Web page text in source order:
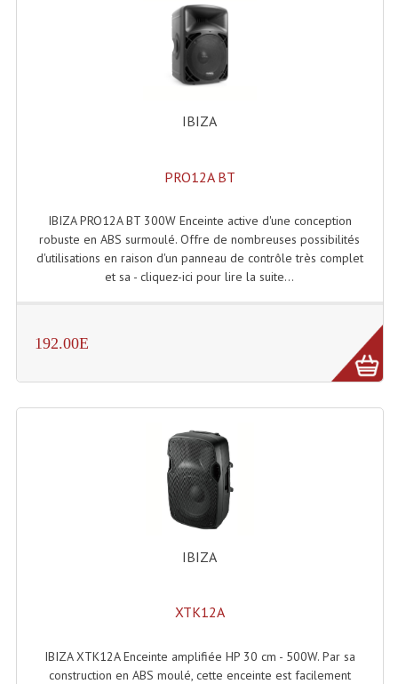
Membrannes De Haut Parleurs
Pieces Détachées Sav
Public-Adress
Accessoires Public-Adress L100V
Enceintes Murales (Ligne 100V 16 - 8 Ohm)
Hp À Chambre De Compression
Sono: Conférences Securité Visite Guidée
Système D'audio Guide
Système D'interprétation Simultanée
Système De Conférence
Système Visite Guidée
Structures, Pieds, Ponts...
IBIZA
PRO12A BT
IBIZA PRO12A BT 300W Enceinte active d'une conception
robuste en ABS surmoulé. Offre de nombreuses possibilités
d'utilisations en raison d'un panneau de contrôle très complet
et sa - cliquez-ici pour lire la suite...
192.00E
IBIZA
XTK12A
IBIZA XTK12A Enceinte amplifiée HP 30 cm - 500W. Par sa
construction en ABS moulé, cette enceinte est facilement